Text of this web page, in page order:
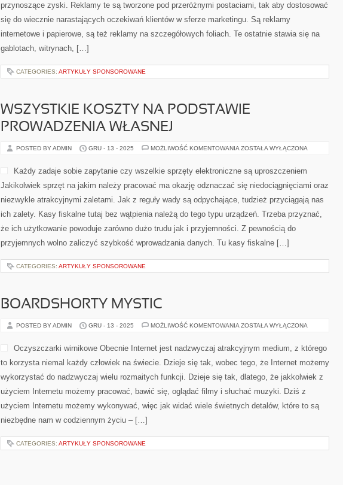
JEST
DOBRY
W
MARKETINGU
przynoszące zyski. Reklamy te są tworzone pod przeróżnymi postaciami, tak aby dostosować
się do wiecznie narastających oczekiwań klientów w sferze marketingu. Są reklamy
internetowe i papierowe, są też reklamy na szczegółowych foliach. Te ostatnie stawia się na
gablotach, witrynach, […]
CATEGORIES: ARTYKUŁY SPONSOROWANE
WSZYSTKIE KOSZTY NA PODSTAWIE
PROWADZENIA WŁASNEJ
POSTED BY ADMIN GRU - 13 - 2025 MOŻLIWOŚĆ KOMENTOWANIA WSZYSTKIE
PROWADZENIA
ZOSTAŁA WYŁĄCZONA
Każdy zadaje sobie zapytanie czy wszelkie sprzęty elektroniczne są uproszczeniem
Jakikolwiek sprzęt na jakim należy pracować ma okazję odznaczać się niedociągnięciami oraz
niezwykle atrakcyjnymi zaletami. Jak z reguły wady są odpychające, tudzież przyciągają nas
ich zalety. Kasy fiskalne tutaj bez wątpienia należą do tego typu urządzeń. Trzeba przyznać,
że ich użytkowanie powoduje zarówno dużo trudu jak i przyjemności. Z pewnością do
przyjemnych wolno zaliczyć szybkość wprowadzania danych. Tu kasy fiskalne […]
CATEGORIES: ARTYKUŁY SPONSOROWANE
BOARDSHORTY MYSTIC
POSTED BY ADMIN GRU - 13 - 2025 MOŻLIWOŚĆ KOMENTOWANIA BOARDSHORTY
ZOSTAŁA WYŁĄCZONA
Oczyszczarki wirnikowe Obecnie Internet jest nadzwyczaj atrakcyjnym medium, z którego
to korzysta niemal każdy człowiek na świecie. Dzieje się tak, wobec tego, że Internet możemy
wykorzystać do nadzwyczaj wielu rozmaitych funkcji. Dzieje się tak, dlatego, że jakkolwiek z
użyciem Internetu możemy pracować, bawić się, oglądać filmy i słuchać muzyki. Dziś z
użyciem Internetu możemy wykonywać, więc jak widać wiele świetnych detalów, które to są
niezbędne nam w codziennym życiu – […]
CATEGORIES: ARTYKUŁY SPONSOROWANE